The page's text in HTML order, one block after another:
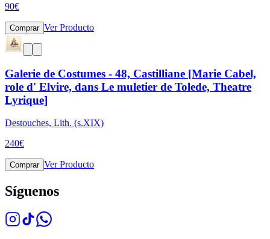
90€
Comprar Ver Producto
Galerie de Costumes - 48, Castilliane [Marie Cabel,
role d' Elvire, dans Le muletier de Tolede, Theatre
Lyrique]
Destouches, Lith. (s.XIX)
240€
Comprar Ver Producto
Síguenos